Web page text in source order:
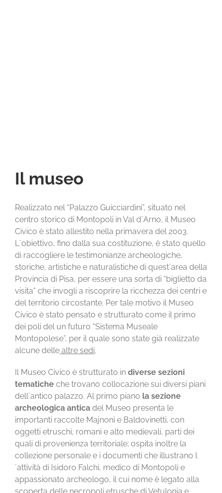
Il museo
Realizzato nel “Palazzo Guicciardini”, situato nel
centro storico di Montopoli in Val d´Arno, il Museo
Civico è stato allestito nella primavera del 2003.
L´obiettivo, fino dalla sua costituzione, è stato quello
di raccogliere le testimonianze archeologiche,
storiche, artistiche e naturalistiche di quest´area della
Provincia di Pisa, per essere una sorta di “biglietto da
visita” che invogli a riscoprire la ricchezza dei centri e
del territorio circostante. Per tale motivo il Museo
Civico è stato pensato e strutturato come il primo
dei poli del un futuro “Sistema Museale
Montopolese”, per il quale sono state già realizzate
alcune delle altre sedi.
Il Museo Civico è strutturato in diverse sezioni
tematiche che trovano collocazione sui diversi piani
dell´antico palazzo. Al primo piano la sezione
archeologica antica del Museo presenta le
importanti raccolte Majnoni e Baldovinetti, con
oggetti etruschi, romani e alto medievali, parti dei
quali di provenienza territoriale; ospita inoltre la
collezione personale e i documenti che illustrano l
´attività di Isidoro Falchi, medico di Montopoli e
appassionato archeologo, il cui nome è legato alla
scoperta delle necropoli etrusche di Vetulonia e